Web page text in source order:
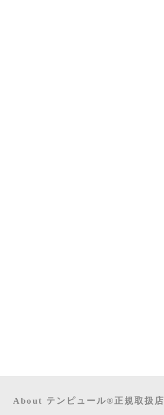
About テンピュール®正規取扱